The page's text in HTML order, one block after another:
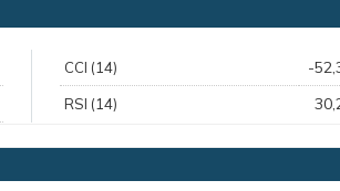
CCI (14) -
RSI (14)